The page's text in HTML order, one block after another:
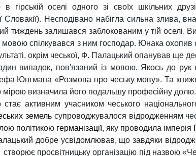
гірській оселі одного зі своїх шкільних
Словакії). Несподівано набігла сильна злива,
тиждень залишався заблокованим у тій оселі.
спілкувався з ним господар. Юнака охопив
окрім чеської, Ф. Палацький опанував ще
випадок, пов'язаний із мовою. Якось до рук
Юнгмана «Розмова про чеську мову». Та
визначила його подальшу професійну
стає активним учасником чеського
земельсупроводжувалося відродженням
політикою германізації, яку проводила імперія
добре усвідомлював, що завдяки
створює просвітницьку організацію під назвою